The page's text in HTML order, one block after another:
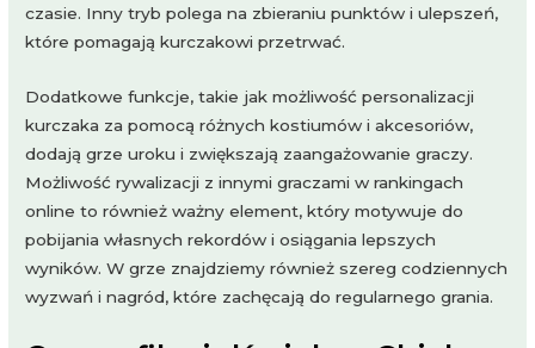
czasie. Inny tryb polega na zbieraniu punktów i ulepszeń,
które pomagają kurczakowi przetrwać.
Dodatkowe funkcje, takie jak możliwość personalizacji
kurczaka za pomocą różnych kostiumów i akcesoriów,
dodają grze uroku i zwiększają zaangażowanie graczy.
Możliwość rywalizacji z innymi graczami w rankingach
online to również ważny element, który motywuje do
pobijania własnych rekordów i osiągania lepszych
wyników. W grze znajdziemy również szereg codziennych
wyzwań i nagród, które zachęcają do regularnego grania.